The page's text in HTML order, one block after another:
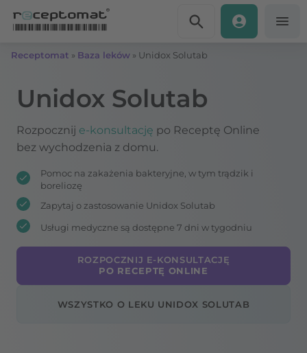
Receptomat » Baza leków » Unidox Solutab
Unidox Solutab
Rozpocznij e-konsultację po Receptę Online
bez wychodzenia z domu.
Pomoc na zakażenia bakteryjne, w tym trądzik i
boreliozę
Zapytaj o zastosowanie Unidox Solutab
Usługi medyczne są dostępne 7 dni w tygodniu
ROZPOCZNIJ E-KONSULTACJĘ
PO RECEPTĘ ONLINE
WSZYSTKO O LEKU UNIDOX SOLUTAB